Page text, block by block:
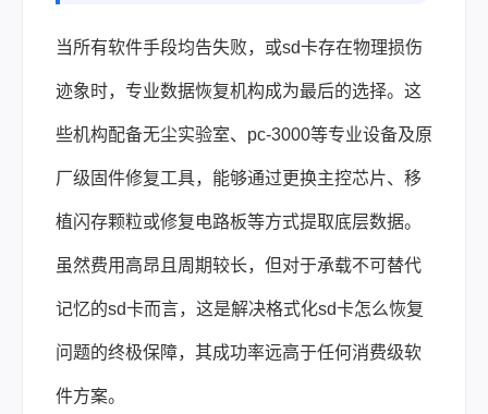
当所有软件手段均告失败，或sd卡存在物理损伤
迹象时，专业数据恢复机构成为最后的选择。这
些机构配备无尘实验室、pc-3000等专业设备及原
厂级固件修复工具，能够通过更换主控芯片、移
植闪存颗粒或修复电路板等方式提取底层数据。
虽然费用高昂且周期较长，但对于承载不可替代
记忆的sd卡而言，这是解决格式化sd卡怎么恢复
问题的终极保障，其成功率远高于任何消费级软
件方案。